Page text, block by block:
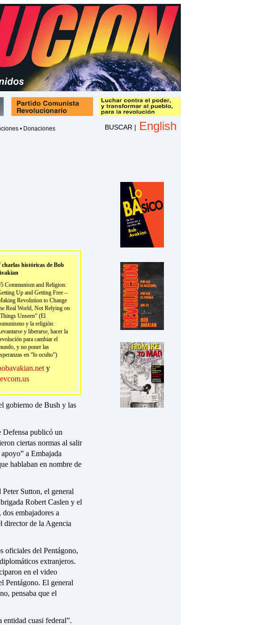
• Donaciones English
BUSCAR |
charlas históricas de Bob
Communism and Religion:
Up and Getting Free –
Revolution to Change
Real World, Not Relying on
Unseen” (El
y la religión:
y liberarse, hacer la
para cambiar el
y no poner las
en “lo oculto”)
y
gobierno de Bush y las
publicó un
ciertas normas al salir
a Embajada
hablaban en nombre de
Sutton, el general
Robert Caslen y el
embajadores a
director de la Agencia
oficiales del Pentágono,
extranjeros.
en el video
Pentágono. El general
pensaba que el
entidad cuasi federal”.